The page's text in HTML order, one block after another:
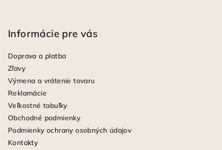
Informácie pre vás
Doprava a platba
Zľavy
Výmena a vrátenie tovaru
Reklamácie
Veľkostné tabuľky
Obchodné podmienky
Podmienky ochrany osobných údajov
Kontakty